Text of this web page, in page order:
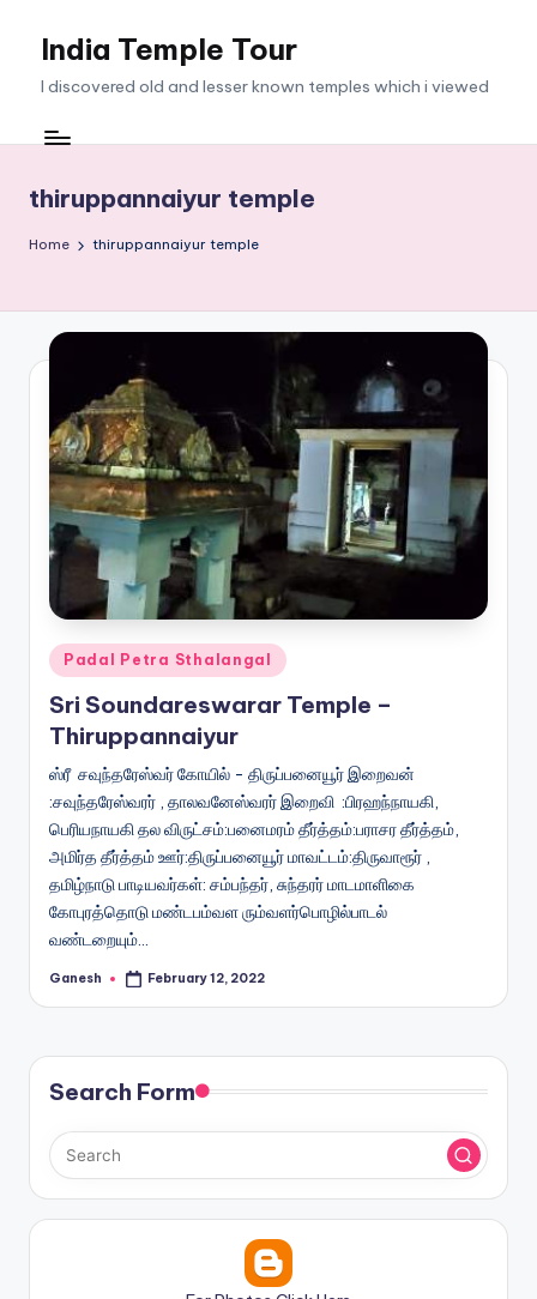
India Temple Tour
I discovered old and lesser known temples which i viewed
thiruppannaiyur temple
Home thiruppannaiyur temple
Posted
in
Padal Petra Sthalangal
Sri Soundareswarar Temple –
Thiruppannaiyur
ஸ்ரீ சவுந்தரேஸ்வர் கோயில் - திருப்பனையூர் இறைவன்
:சவுந்தரேஸ்வரர் , தாலவனேஸ்வரர் இறைவி :பிரஹந்நாயகி,
பெரியநாயகி தல விருட்சம்:பனைமரம் தீர்த்தம்:பராசர தீர்த்தம்,
அமிர்த தீர்த்தம் ஊர்:திருப்பனையூர் மாவட்டம்:திருவாரூர் ,
தமிழ்நாடு பாடியவர்கள்: சம்பந்தர், சுந்தரர் மாடமாளிகை
கோபுரத்தொடு மண்டபம்வள ரும்வளர்பொழில்பாடல்
வண்டறையும்…
Posted
Ganesh February 12, 2022
Search Form